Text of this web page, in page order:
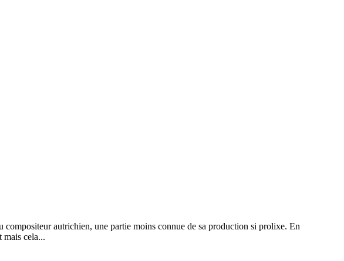
compositeur autrichien, une partie moins connue de sa production si prolixe. En
mais cela...